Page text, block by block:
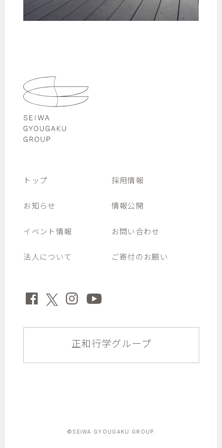
トップ
お知らせ
イベント情報
法人について
採用情報
情報公開
お問い合わせ
ご寄付のお願い
正和行学グループ
©SEIWA GYOUGAKU GROUP.